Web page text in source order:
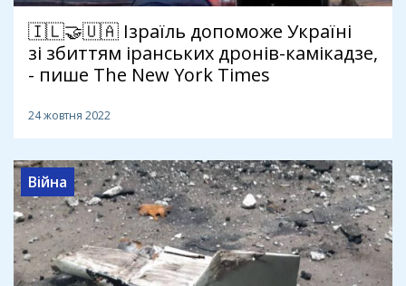
🇮🇱🤝🇺🇦 Ізраїль допоможе Україні
зі збиттям іранських дронів-камікадзе,
- пише The New York Times
24 жовтня 2022
Війна